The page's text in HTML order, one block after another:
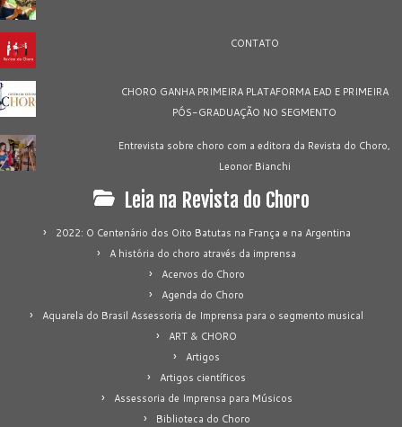
CONTATO
CHORO GANHA PRIMEIRA PLATAFORMA EAD E PRIMEIRA
PÓS-GRADUAÇÃO NO SEGMENTO
Entrevista sobre choro com a editora da Revista do Choro,
Leonor Bianchi
Leia na Revista do Choro
2022: O Centenário dos Oito Batutas na França e na Argentina
A história do choro através da imprensa
Acervos do Choro
Agenda do Choro
Aquarela do Brasil Assessoria de Imprensa para o segmento musical
ART & CHORO
Artigos
Artigos científicos
Assessoria de Imprensa para Músicos
Biblioteca do Choro